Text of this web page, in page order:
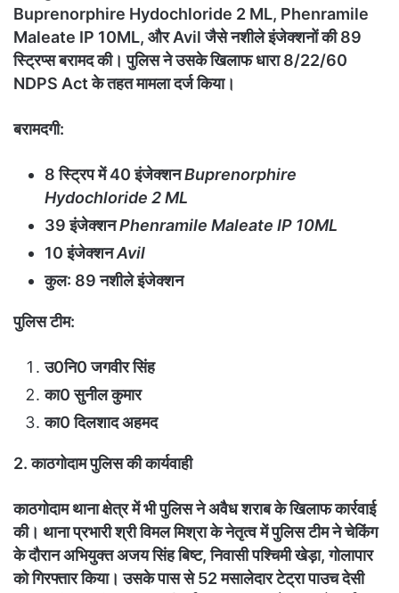
Buprenorphire Hydochloride 2 ML, Phenramile
Maleate IP 10ML, और Avil जैसे नशीले इंजेक्शनों की 89
स्ट्रिप्स बरामद की। पुलिस ने उसके खिलाफ धारा 8/22/60
NDPS Act के तहत मामला दर्ज किया।
बरामदगी:
8 स्ट्रिप में 40 इंजेक्शनBuprenorphire
Hydochloride 2 ML
39 इंजेक्शनPhenramile Maleate IP 10ML
10 इंजेक्शनAvil
कुल: 89 नशीले इंजेक्शन
पुलिस टीम:
उ0नि0 जगवीर सिंह
का0 सुनील कुमार
का0 दिलशाद अहमद
2. काठगोदाम पुलिस की कार्यवाही
काठगोदाम थाना क्षेत्र में भी पुलिस ने अवैध शराब के खिलाफ कार्रवाई
की। थाना प्रभारी श्री विमल मिश्रा के नेतृत्व में पुलिस टीम ने चेकिंग
के दौरान अभियुक्त अजय सिंह बिष्ट, निवासी पश्चिमी खेड़ा, गोलापार
को गिरफ्तार किया। उसके पास से 52 मसालेदार टेट्रा पाउच देसी